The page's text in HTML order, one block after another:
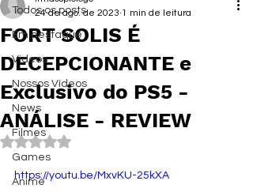
Todos os posts
Em destaque
Vídeos
Nossos Vídeos
News
Filmes
Games
Anime
FORT SOLIS É
DECEPCIONANTE e
Exclusivo do PS5 -
ANÁLISE - REVIEW
24 de ago. de 2023 1 min de leitura
Avaliado com NaN de 5 estrelas.
https://youtu.be/MxvKU-25kXA